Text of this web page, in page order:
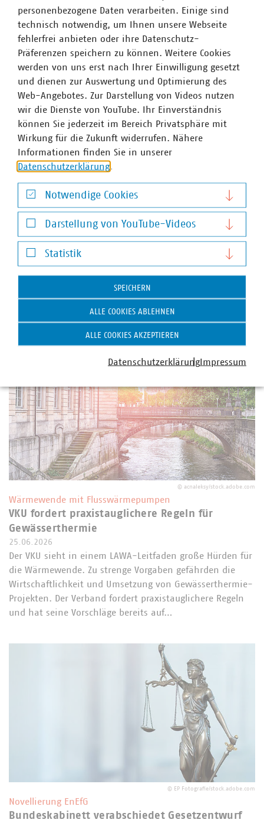
Integration von Biomethan ein.
©finecki/stock.adobe.com
Gebäudemodernisierungsgesetz
VKU wirbt in Anhörung für praxisnahe und
bürokratiearme Ausgestaltung
25.06.2026
Bei der Anhörung zum Gebäudemodernisierungsgesetz im
Ausschuss für Wirtschaft und Energie des Deutschen
Bundestages rückte der VKU Planungssicherheit,
Umsetzungsfragen bei der Kostenaufteilung der Biotreppe
sowie Wechselwirkungen mit der kommunalen…
© acnaleksy/stock.adobe.com
Wärmewende mit Flusswärmepumpen
VKU fordert praxistauglichere Regeln für
Gewässerthermie
25.06.2026
Der VKU sieht in einem LAWA-Leitfaden große Hürden für
die Wärmewende. Zu strenge Vorgaben gefährden die
Wirtschaftlichkeit und Umsetzung von Gewässerthermie-
Projekten. Der Verband fordert praxistauglichere Regeln
und hat seine Vorschläge bereits auf…
© EP Fotografie/stock.adobe.com
Novellierung EnEfG
Bundeskabinett verabschiedet Gesetzentwurf
personenbezogene Daten verarbeiten. Einige sind
technisch notwendig, um Ihnen unsere Webseite
fehlerfrei anbieten oder ihre Datenschutz-
Präferenzen speichern zu können. Weitere Cookies
werden von uns erst nach Ihrer Einwilligung gesetzt
und dienen zur Auswertung und Optimierung des
Web-Angebotes. Zur Darstellung von Videos nutzen
wir die Dienste von YouTube. Ihr Einverständnis
können Sie jederzeit im Bereich Privatsphäre mit
Wirkung für die Zukunft widerrufen. Nähere
Informationen finden Sie in unserer
Datenschutzerklärung
Notwendige Cookies
Notwendige Cookies
Darstellung von YouTube-Videos
Darstellung von YouTube-Videos
Statistik
Statistik
SPEICHERN
ALLE COOKIES ABLEHNEN
ALLE COOKIES AKZEPTIEREN
DatenschutzerklärungImpressum